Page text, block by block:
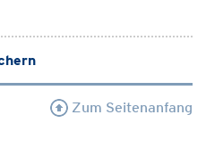
Zum Seitenanfang